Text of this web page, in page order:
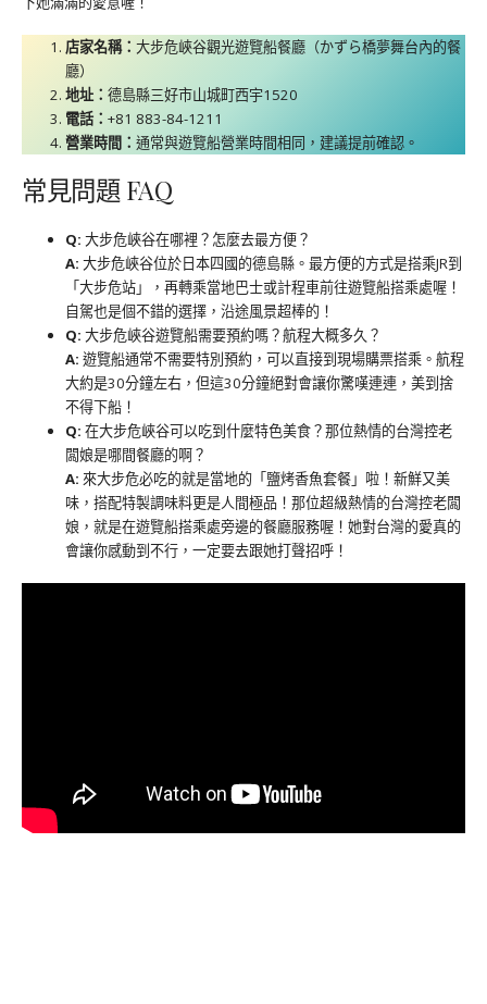
店家名稱： 大步危峽谷觀光遊覽船餐廳（かずら橋夢舞台內的餐
廳）
地址： 德島縣三好市山城町西宇1520
電話： +81 883-84-1211
營業時間： 通常與遊覽船營業時間相同，建議提前確認。
常見問題 FAQ
Q: 大步危峽谷在哪裡？怎麼去最方便？
A: 大步危峽谷位於日本四國的德島縣。最方便的方式是搭乘JR到
「大步危站」，再轉乘當地巴士或計程車前往遊覽船搭乘處喔！
自駕也是個不錯的選擇，沿途風景超棒的！
Q: 大步危峽谷遊覽船需要預約嗎？航程大概多久？
A: 遊覽船通常不需要特別預約，可以直接到現場購票搭乘。航程
大約是30分鐘左右，但這30分鐘絕對會讓你驚嘆連連，美到捨
不得下船！
Q: 在大步危峽谷可以吃到什麼特色美食？那位熱情的台灣控老
闆娘是哪間餐廳的啊？
A: 來大步危必吃的就是當地的「鹽烤香魚套餐」啦！新鮮又美
味，搭配特製調味料更是人間極品！那位超級熱情的台灣控老闆
娘，就是在遊覽船搭乘處旁邊的餐廳服務喔！她對台灣的愛真的
會讓你感動到不行，一定要去跟她打聲招呼！